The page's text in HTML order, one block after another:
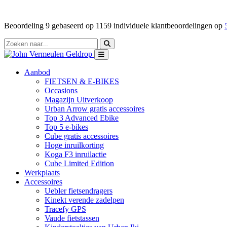
Beoordeling 9 gebaseerd op 1159 individuele klantbeoordelingen op
Aanbod
FIETSEN & E-BIKES
Occasions
Magazijn Uitverkoop
Urban Arrow gratis accessoires
Top 3 Advanced Ebike
Top 5 e-bikes
Cube gratis accessoires
Hoge inruilkorting
Koga F3 inruilactie
Cube Limited Edition
Werkplaats
Accessoires
Uebler fietsendragers
Kinekt verende zadelpen
Tracefy GPS
Vaude fietstassen